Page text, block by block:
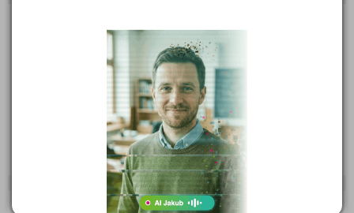
Základní škola a Mateřská škola, Dolany, okres
, 55201 Dolany 84
Druh školy: Základní škola
Ředitel: Mgr. Marie Matějková